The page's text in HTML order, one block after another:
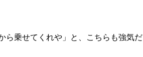
ら乗せてくれや」と、こちらも強気だ